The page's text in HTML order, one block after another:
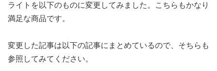
ライトを以下のものに変更してみました。こちらもかなり
満足な商品です。
変更した記事は以下の記事にまとめているので、そちらも
参照してみてください。